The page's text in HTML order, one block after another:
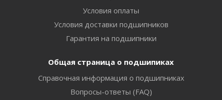
Условия оплаты
Условия доставки подшипников
Гарантия на подшипники
Общая страница о подшипиках
Справочная информация о подшипниках
Вопросы-ответы (FAQ)